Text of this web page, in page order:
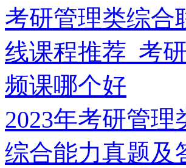
考研管理类综合
线课程推荐_考
频课哪个好
2023年考研管理
综合能力真题及